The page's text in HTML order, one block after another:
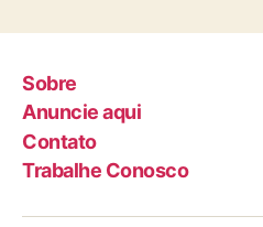
Sobre
Anuncie aqui
Contato
Trabalhe Conosco